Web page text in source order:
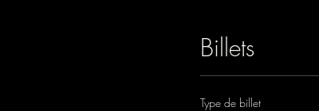
Billets
Type de billet